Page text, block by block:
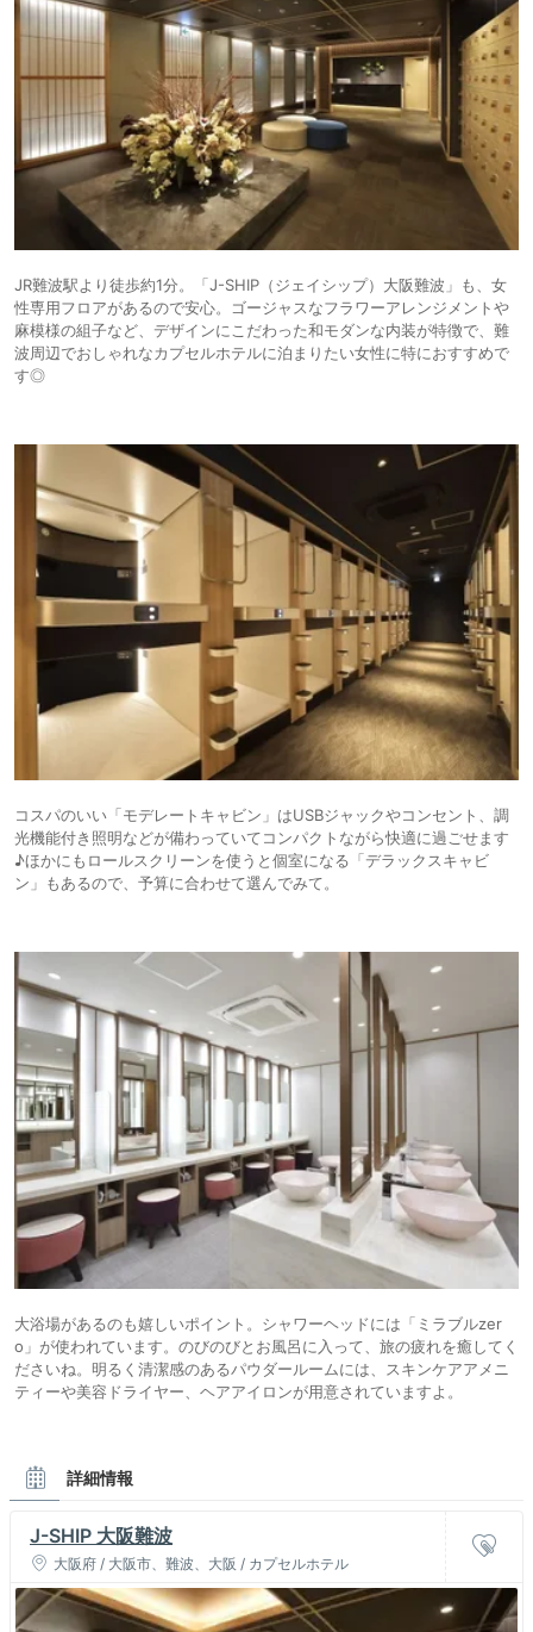
JR難波駅より徒歩約1分。「J-SHIP（ジェイシップ）大阪難波」も、女
性専用フロアがあるので安心。ゴージャスなフラワーアレンジメントや
麻模様の組子など、デザインにこだわった和モダンな内装が特徴で、難
波周辺でおしゃれなカプセルホテルに泊まりたい女性に特におすすめで
す◎
コスパのいい「モデレートキャビン」はUSBジャックやコンセント、調
光機能付き照明などが備わっていてコンパクトながら快適に過ごせます
♪ほかにもロールスクリーンを使うと個室になる「デラックスキャビ
ン」もあるので、予算に合わせて選んでみて。
大浴場があるのも嬉しいポイント。シャワーヘッドには「ミラブルzer
o」が使われています。のびのびとお風呂に入って、旅の疲れを癒してく
ださいね。明るく清潔感のあるパウダールームには、スキンケアアメニ
ティーや美容ドライヤー、ヘアアイロンが用意されていますよ。
詳細情報
J-SHIP 大阪難波
大阪府 / 大阪市、難波、大阪 / カプセルホテル